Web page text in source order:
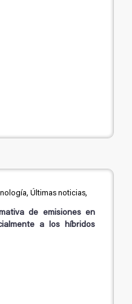
Últimas noticias,
de emisiones en
a los híbridos